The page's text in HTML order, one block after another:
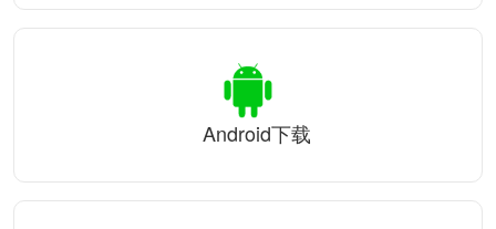
Android下载